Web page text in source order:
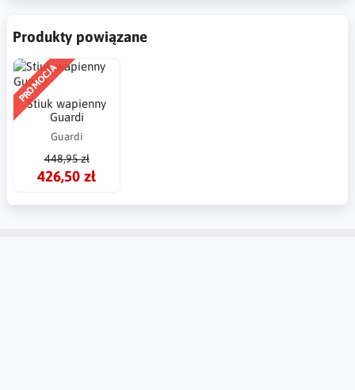
Produkty powiązane
PROMOCJA
Stiuk wapienny
Guardi
Guardi
448,95 zł
426,50 zł